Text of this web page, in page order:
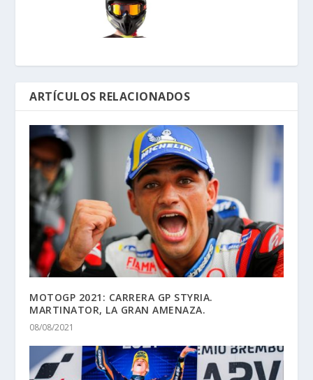
ARTÍCULOS RELACIONADOS
MOTOGP 2021: CARRERA GP STYRIA.
MARTINATOR, LA GRAN AMENAZA.
08/08/2021